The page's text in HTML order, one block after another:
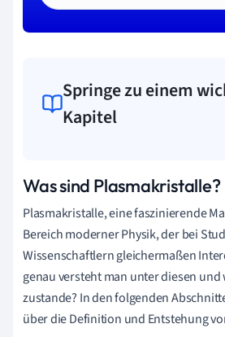
Springe zu einem
Kapitel
Was sind Plasmakristalle?
Plasmakristalle, eine faszinierende
Bereich moderner Physik, der bei
Wissenschaftlern gleichermaßen
genau versteht man unter diesen
zustande? In den folgenden
über die Definition und Entstehung